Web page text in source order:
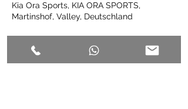
Kia Ora Sports, KIA ORA SPORTS,
Martinshof, Valley, Deutschland